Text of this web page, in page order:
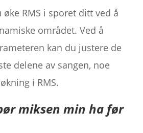
øke RMS i sporet ditt ved å
området. Ved å
kan du justere de
delene av sangen, noe
i RMS.
miksen min ha før